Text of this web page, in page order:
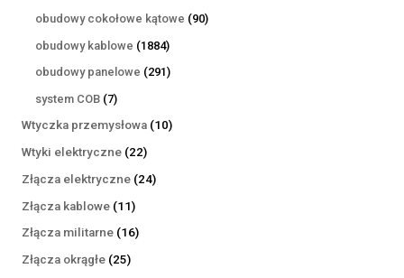
produkty
obudowy cokołowe kątowe 9090
obudowy kablowe 18841884
produkty
obudowy panelowe 291291
system COB 77
produktów
Wtyczka przemysłowa 1010
Wtyki elektryczne 2222
produkty
Złącza elektryczne 2424
Złącza kablowe 1111
produktów
Złącza militarne 1616
Złącza okrągłe 2525